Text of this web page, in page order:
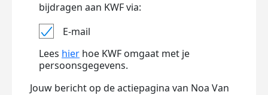
bijdragen aan KWF via:
E-mail
Lees hier hoe KWF omgaat met je
persoonsgegevens.
Jouw bericht op de actiepagina van Noa Van